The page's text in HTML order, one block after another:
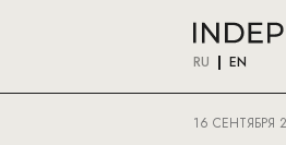
RU EN
16 СЕНТЯБРЯ